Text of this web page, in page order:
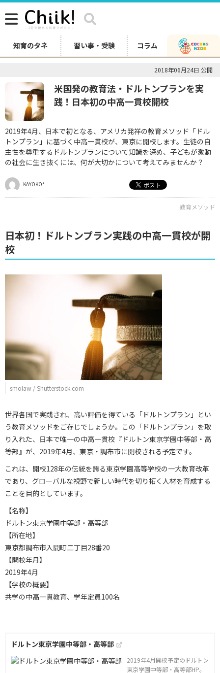
知育のタネ 習い事・受験 コラム
2018年06月24日 公開
米国発の教育法・ドルトンプランを実
践！日本初の中高一貫校開校
2019年4月、日本で初となる、アメリカ発祥の教育メソッド「ドル
トンプラン」に基づく中高一貫校が、東京に開校します。生徒の自
主性を尊重するドルトンプランについて知識を深め、子どもが激動
の社会に生き抜くには、何が大切かについて考えてみませんか？
KAYOKO*
教育メソッド
日本初！ドルトンプラン実践の中高一貫校が開
校
smolaw / Shutterstock.com
世界各国で実践され、高い評価を得ている「ドルトンプラン」とい
う教育メソッドをご存じでしょうか。この「ドルトンプラン」を取
り入れた、日本で唯一の中高一貫校『ドルトン東京学園中等部・高
等部』が、2019年4月、東京・調布市に開校される予定です。
これは、開校128年の伝統を誇る東京学園高等学校の一大教育改革
であり、グローバルな視野で新しい時代を切り拓く人材を育成する
ことを目的としています。
【名称】
ドルトン東京学園中等部・高等部
【所在地】
東京都調布市入間町二丁目28番20
【開校年月】
2019年4月
【学校の概要】
共学の中高一貫教育、学年定員100名
ドルトン東京学園中等部・高等部
2019年4月開校予定のドルトン
東京学園中等部・高等部HP。